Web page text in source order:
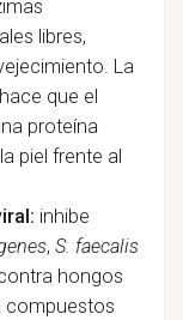
libres,
La
que el
proteína
piel frente al
inhibe
, S. faecalis
hongos
compuestos